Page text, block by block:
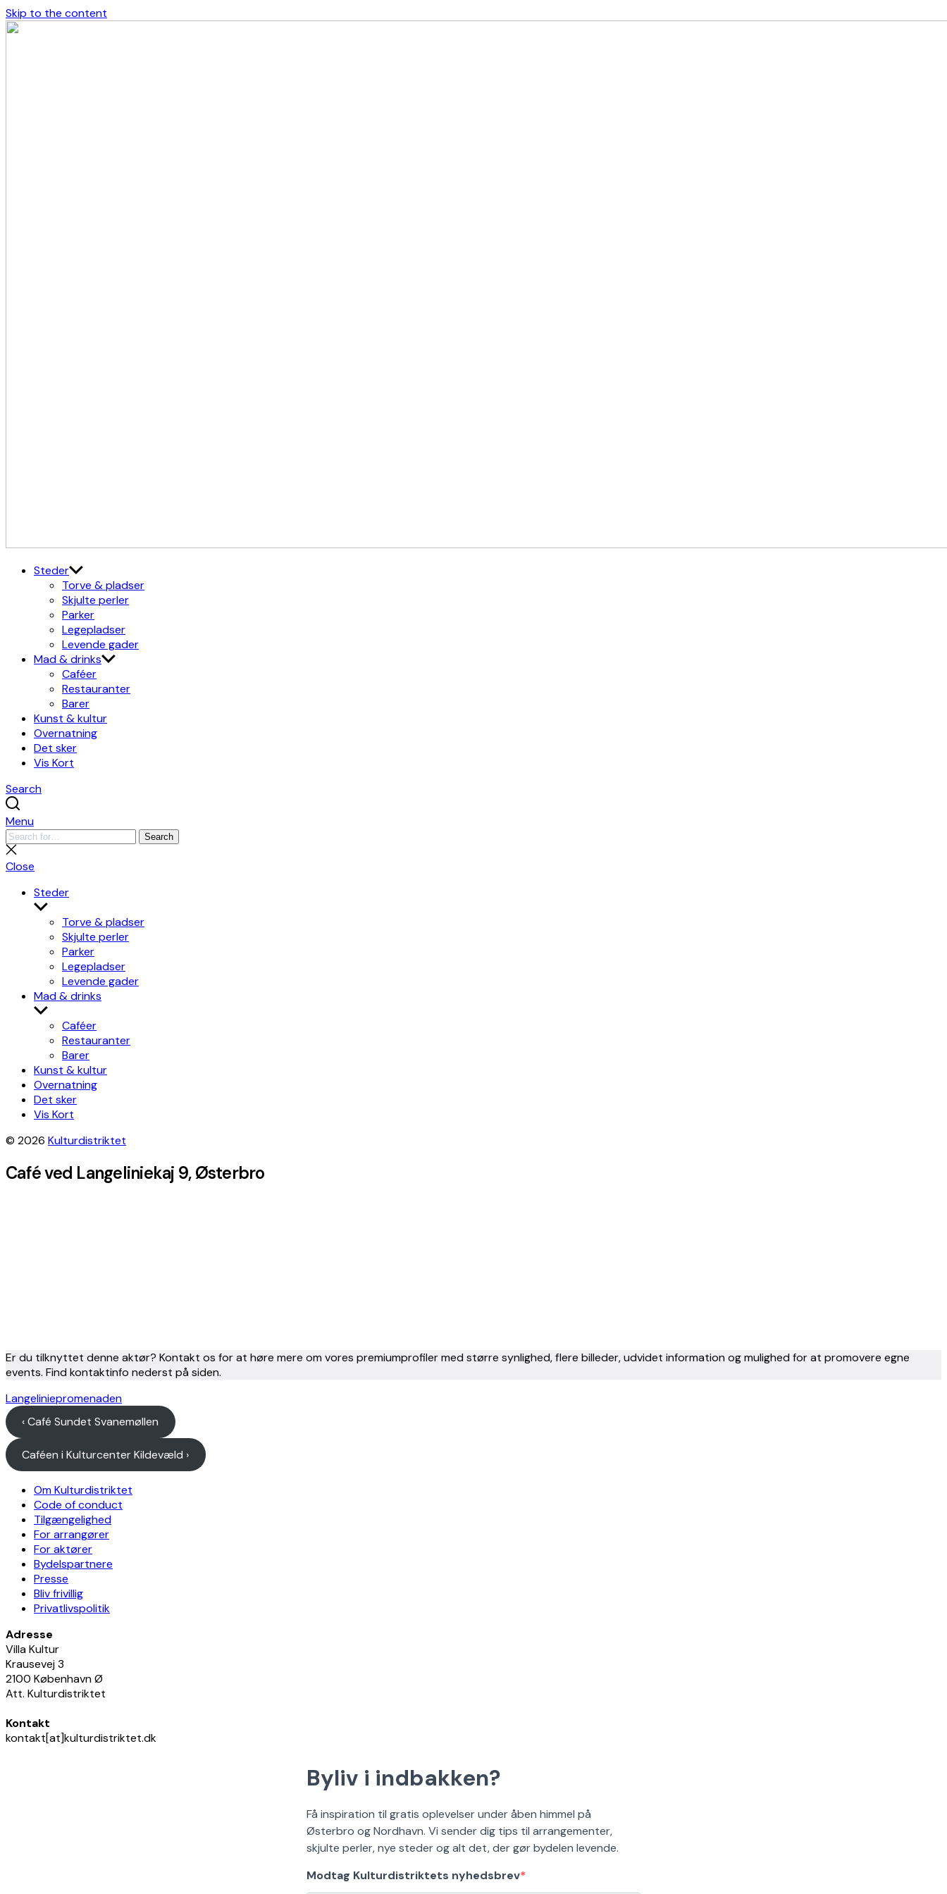
Skip to the content
Steder
Torve & pladser
Skjulte perler
Parker
Legepladser
Levende gader
Mad & drinks
Caféer
Restauranter
Barer
Kunst & kultur
Overnatning
Det sker
Vis Kort
Search
Menu
Search
for:
Search
Close
search
Close
Steder
Show
sub
menu
Torve & pladser
Skjulte perler
Parker
Legepladser
Levende gader
Mad & drinks
Show
sub
menu
Caféer
Restauranter
Barer
Kunst & kultur
Overnatning
Det sker
Vis Kort
© 2026 Kulturdistriktet
Café ved Langeliniekaj 9, Østerbro
Er du tilknyttet denne aktør? Kontakt os for at høre mere om vores premiumprofiler med større synlighed, flere billeder, udvidet information og mulighed for at promovere egne
events. Find kontaktinfo nederst på siden.
Langeliniepromenaden
‹ Café Sundet Svanemøllen
Caféen i Kulturcenter Kildevæld ›
Om Kulturdistriktet
Code of conduct
Tilgængelighed
For arrangører
For aktører
Bydelspartnere
Presse
Bliv frivillig
Privatlivspolitik
Adresse
Villa Kultur
Krausevej 3
2100 København Ø
Att. Kulturdistriktet
Kontakt
kontakt[at]kulturdistriktet.dk
Byliv i indbakken?
Få inspiration til gratis oplevelser under åben himmel på
Østerbro og Nordhavn. Vi sender dig tips til arrangementer,
skjulte perler, nye steder og alt det, der gør bydelen levende.
Modtag Kulturdistriktets nyhedsbrev